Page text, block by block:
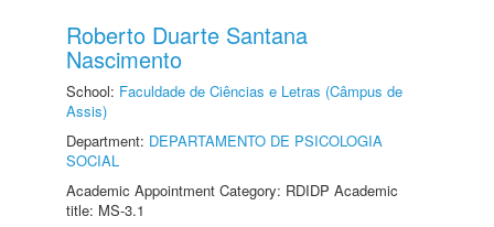
Roberto Duarte Santana
Nascimento
School: Faculdade de Ciências e Letras (Câmpus de
Assis)
Department: DEPARTAMENTO DE PSICOLOGIA
SOCIAL
Academic Appointment Category: RDIDP Academic
title: MS-3.1